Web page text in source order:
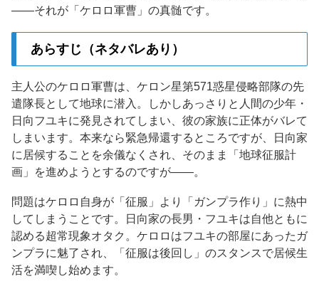
——それが「ケロロ軍曹」の真髄です。
あらすじ（ネタバレあり）
主人公のケロロ軍曹は、ケロン星第571惑星侵略部隊の先
遣隊長として地球に潜入。しかしあっさりと人間の少年・
日向フユキに発見されてしまい、彼の家族に正体がバレて
しまいます。本来なら緊急帰還するところですが、日向家
に居候することを余儀なくされ、そのまま「地球征服計
画」を進めようとするのですが——。
問題はケロロ自身が「征服」より「ガンプラ作り」に熱中
してしまうことです。日向家の長男・フユキは自他ともに
認める超常現象オタク。ケロロはフユキの部屋にあったガ
ンプラに魅了され、「征服は後回し」のスタンスで居候生
活を満喫し始めます。